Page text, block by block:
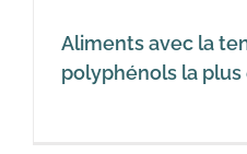
Aliments avec la
polyphénols la plus